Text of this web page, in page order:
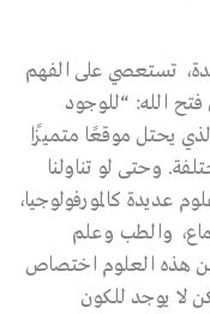
تستعصي على الفهم
فتح الله: “للوجود
يحتل موقعًا متميزًا
وحتى لو تناولنا
عديدة كالمورفولوجيا،
والطب وعلم
هذه العلوم اختصاص
لا يوجد للكون